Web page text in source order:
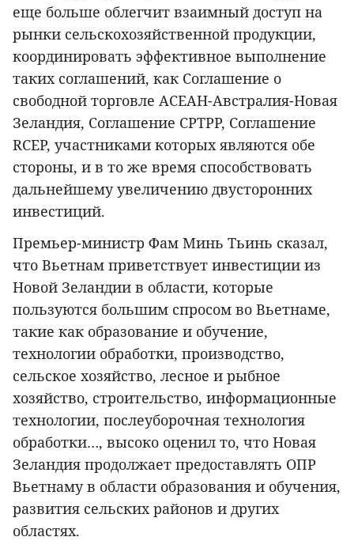
еще больше облегчит взаимный доступ на
рынки сельскохозяйственной продукции,
координировать эффективное выполнение
таких соглашений, как Соглашение о
свободной торговле АСЕАН-Австралия-Новая
Зеландия, Соглашение CPTPP, Соглашение
RCEP, участниками которых являются обе
стороны, и в то же время способствовать
дальнейшему увеличению двусторонних
инвестиций.
Премьер-министр Фам Минь Тьинь сказал,
что Вьетнам приветствует инвестиции из
Новой Зеландии в области, которые
пользуются большим спросом во Вьетнаме,
такие как образование и обучение,
технологии обработки, производство,
сельское хозяйство, лесное и рыбное
хозяйство, строительство, информационные
технологии, послеуборочная технология
обработки…, высоко оценил то, что Новая
Зеландия продолжает предоставлять ОПР
Вьетнаму в области образования и обучения,
развития сельских районов и других
областях.